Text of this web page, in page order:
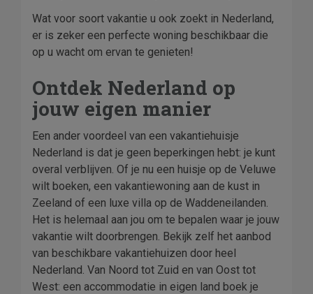
Wat voor soort vakantie u ook zoekt in Nederland,
er is zeker een perfecte woning beschikbaar die
op u wacht om ervan te genieten!
Ontdek Nederland op
jouw eigen manier
Een ander voordeel van een vakantiehuisje
Nederland is dat je geen beperkingen hebt: je kunt
overal verblijven. Of je nu een huisje op de Veluwe
wilt boeken, een vakantiewoning aan de kust in
Zeeland of een luxe villa op de Waddeneilanden.
Het is helemaal aan jou om te bepalen waar je jouw
vakantie wilt doorbrengen. Bekijk zelf het aanbod
van beschikbare vakantiehuizen door heel
Nederland. Van Noord tot Zuid en van Oost tot
West: een accommodatie in eigen land boek je